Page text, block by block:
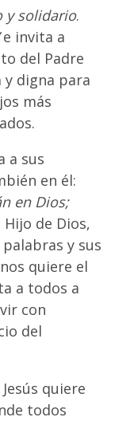
y solidario.
e invita a
del Padre
y digna para
más
a sus
en él:
en Dios;
Hijo de Dios,
palabras y sus
quiere el
a todos a
con
del
quiere
todos